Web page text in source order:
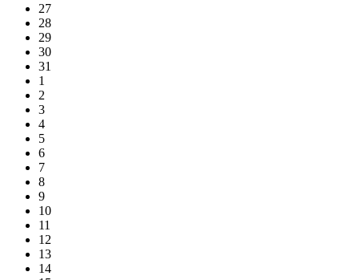
27
28
29
30
31
1
2
3
4
5
6
7
8
9
10
11
12
13
14